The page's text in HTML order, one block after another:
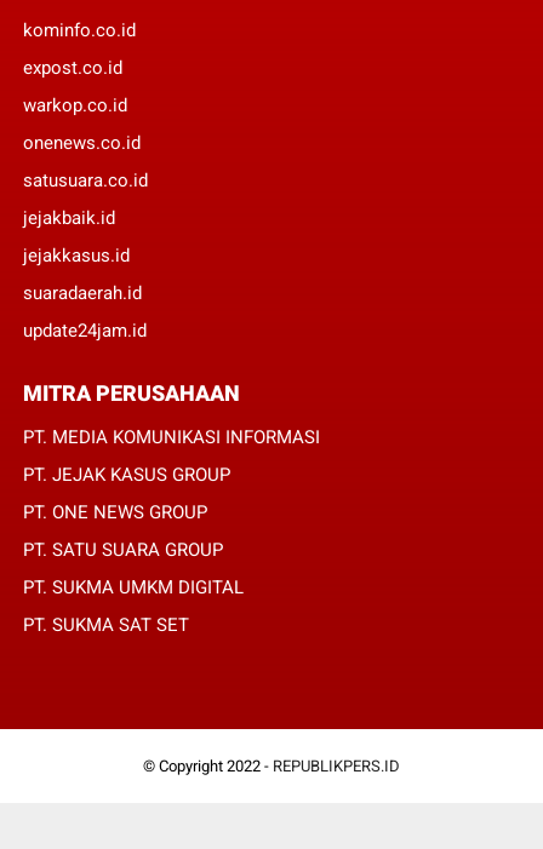
kominfo.co.id
expost.co.id
warkop.co.id
onenews.co.id
satusuara.co.id
jejakbaik.id
jejakkasus.id
suaradaerah.id
update24jam.id
MITRA PERUSAHAAN
PT. MEDIA KOMUNIKASI INFORMASI
PT. JEJAK KASUS GROUP
PT. ONE NEWS GROUP
PT. SATU SUARA GROUP
PT. SUKMA UMKM DIGITAL
PT. SUKMA SAT SET
© Copyright 2022 - REPUBLIKPERS.ID